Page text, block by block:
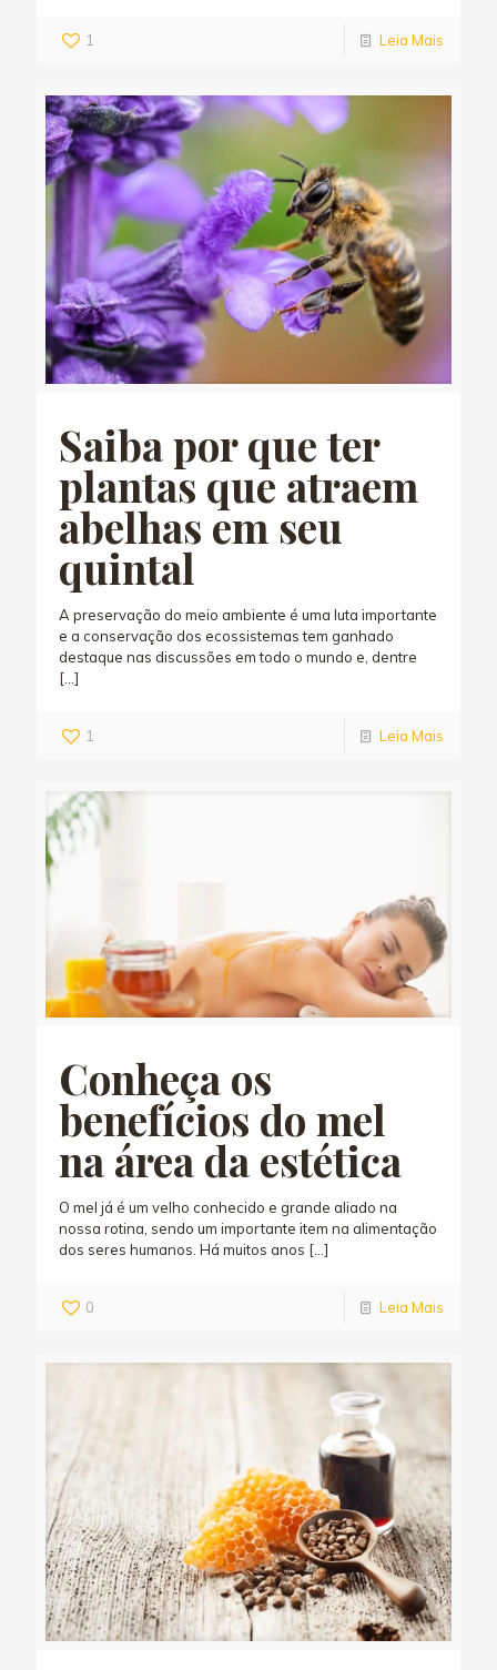
1 Leia Mais
Saiba por que ter
plantas que atraem
abelhas em seu
quintal
A preservação do meio ambiente é uma luta importante
e a conservação dos ecossistemas tem ganhado
destaque nas discussões em todo o mundo e, dentre
[…]
1 Leia Mais
Conheça os
benefícios do mel
na área da estética
O mel já é um velho conhecido e grande aliado na
nossa rotina, sendo um importante item na alimentação
dos seres humanos. Há muitos anos […]
0 Leia Mais